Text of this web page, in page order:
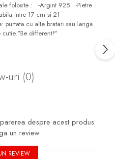
folosite : -Argint 925 -Pietre
intre 17 cm si 21
purtata cu alte bratari sau langa
cutie."Be different!"
uri (0)
despre acest produs
un review.
REVIEW